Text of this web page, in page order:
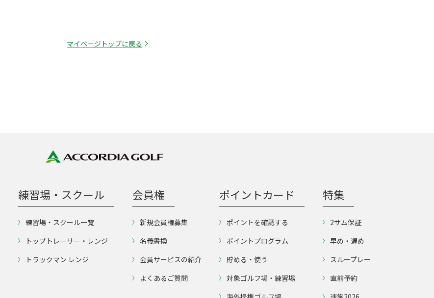
マイページトップに戻る
練習場・スクール
練習場・スクール一覧
トップトレーサー・レンジ
トラックマン レンジ
会員権
新規会員権募集
名義書換
会員サービスの紹介
よくあるご質問
ポイントカード
ポイントを確認する
ポイントプログラム
貯める・使う
対象ゴルフ場・練習場
特集
2サム保証
早め・遅め
スループレー
直前予約